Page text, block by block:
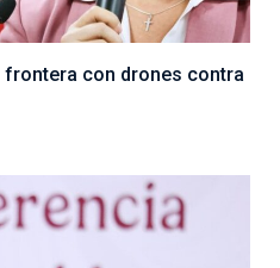
frontera con drones contra